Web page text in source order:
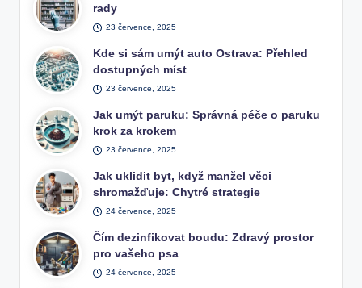
rady
23 července, 2025
Kde si sám umýt auto Ostrava: Přehled
dostupných míst
23 července, 2025
Jak umýt paruku: Správná péče o paruku
krok za krokem
23 července, 2025
Jak uklidit byt, když manžel věci
shromažďuje: Chytré strategie
24 července, 2025
Čím dezinfikovat boudu: Zdravý prostor
pro vašeho psa
24 července, 2025